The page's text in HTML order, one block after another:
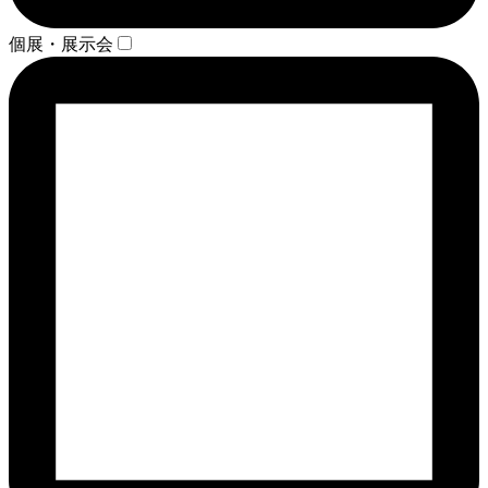
個展・展示会